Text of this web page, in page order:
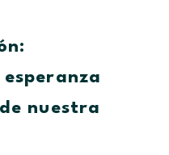
nuestra